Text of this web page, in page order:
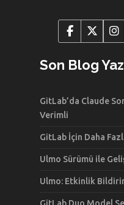
Son Blog
GitLab’da Claude
Verimli
GitLab İçin Daha
Ulmo Sürümü ile
Ulmo: Etkinlik